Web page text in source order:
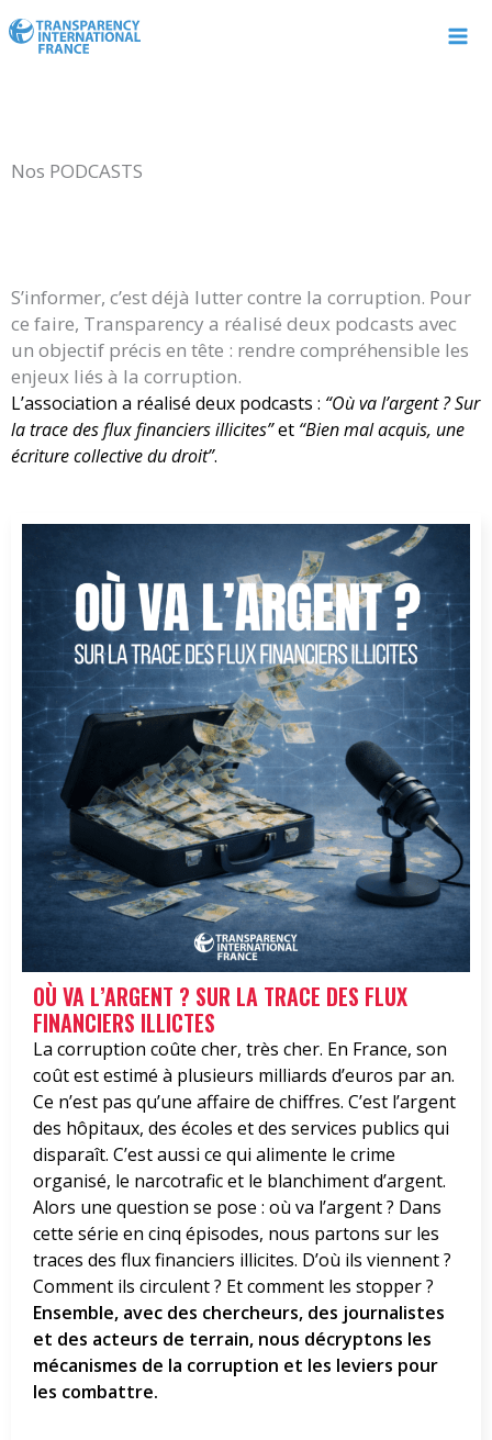
au
Nos PODCASTS
S’informer, c’est déjà lutter contre la corruption. Pour
ce faire, Transparency a réalisé deux podcasts avec
un objectif précis en tête : rendre compréhensible les
enjeux liés à la corruption.
L’association a réalisé deux podcasts : “Où va l’argent ? Sur
la trace des flux financiers illicites”et “Bien mal acquis, une
écriture collective du droit”.
OÙ VA L’ARGENT ? SUR LA TRACE DES FLUX
FINANCIERS ILLICTES
La corruption coûte cher, très cher. En France, son
coût est estimé à plusieurs milliards d’euros par an.
Ce n’est pas qu’une affaire de chiffres. C’est l’argent
des hôpitaux, des écoles et des services publics qui
disparaît. C’est aussi ce qui alimente le crime
organisé, le narcotrafic et le blanchiment d’argent.
Alors une question se pose : où va l’argent ? Dans
cette série en cinq épisodes, nous partons sur les
traces des flux financiers illicites. D’où ils viennent ?
Comment ils circulent ? Et comment les stopper ?
Ensemble, avec des chercheurs, des journalistes
et des acteurs de terrain, nous décryptons les
mécanismes de la corruption et les leviers pour
les combattre.